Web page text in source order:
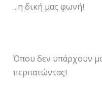
…η δική μας φωνή!
Όπου δεν υπάρχουν
περπατώντας!